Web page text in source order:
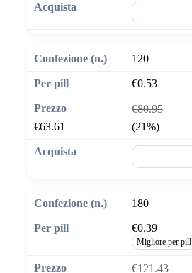
120
€0.53
€80.95
€63.61
(21%)
180
€0.39
Migliore per pill
€121.43